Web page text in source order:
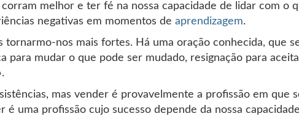
melhor e ter fé na nossa capacidade de lidar com o
negativas em momentos de aprendizagem.
nos mais fortes. Há uma oração conhecida, que
para mudar o que pode ser mudado, resignação para
mas vender é provavelmente a profissão em que
uma profissão cujo sucesso depende da nossa